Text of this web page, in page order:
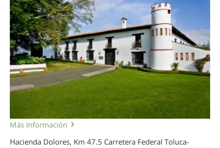
Más Información
Hacienda Dolores, Km 47.5 Carretera Federal Toluca-